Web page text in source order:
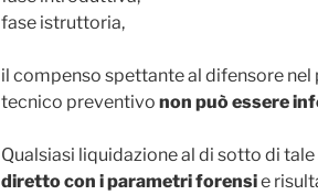
fase istruttoria,
il compenso spettante al difensore
tecnico preventivo non può essere
Qualsiasi liquidazione al di sotto di
diretto con i parametri forensie